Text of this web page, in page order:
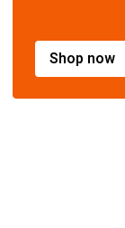
Shop now